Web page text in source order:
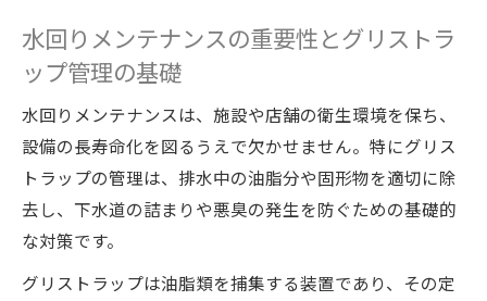
本
グリーストラップ清掃の義務と法令遵守ポイン
グリストラップ清掃の義務と水回りメンテ
ナンスの関係
グリーストラップ清掃法律に沿った管理方
法
水回りメンテナンスの重要性とグリストラ
ップ管理の基礎
水回りメンテナンスは、施設や店舗の衛生環境を保ち、
設備の長寿命化を図るうえで欠かせません。特にグリス
トラップの管理は、排水中の油脂分や固形物を適切に除
去し、下水道の詰まりや悪臭の発生を防ぐための基礎的
な対策です。
グリストラップは油脂類を捕集する装置であり、その定